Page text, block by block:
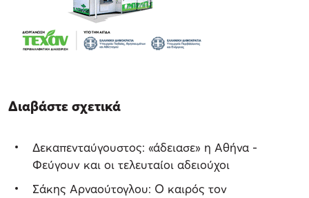
Διαβάστε σχετικά
Δεκαπενταύγουστος: «άδειασε» η Αθήνα -
Φεύγουν και οι τελευταίοι αδειούχοι
Σάκης Αρναούτογλου: Ο καιρός τον